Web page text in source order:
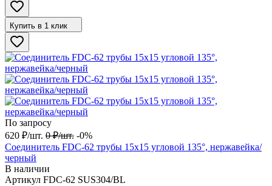
Купить в 1 клик
По запросу
620 ₽/шт. 0 ₽/шт. -0%
Соединитель FDC-62 трубы 15х15 угловой 135°, нержавейка/
черный
В наличии
Артикул FDC-62 SUS304/BL